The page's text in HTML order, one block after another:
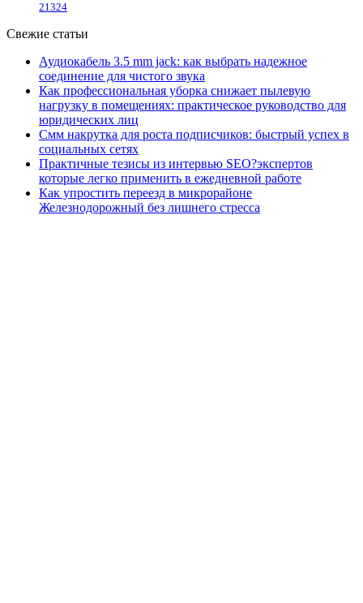
21324
Свежие статьи
Аудиокабель 3.5 mm jack: как выбрать надежное
соединение для чистого звука
Как профессиональная уборка снижает пылевую
нагрузку в помещениях: практическое руководство для
юридических лиц
Смм накрутка для роста подписчиков: быстрый успех в
социальных сетях
Практичные тезисы из интервью SEO?экспертов
которые легко применить в ежедневной работе
Как упростить переезд в микрорайоне
Железнодорожный без лишнего стресса